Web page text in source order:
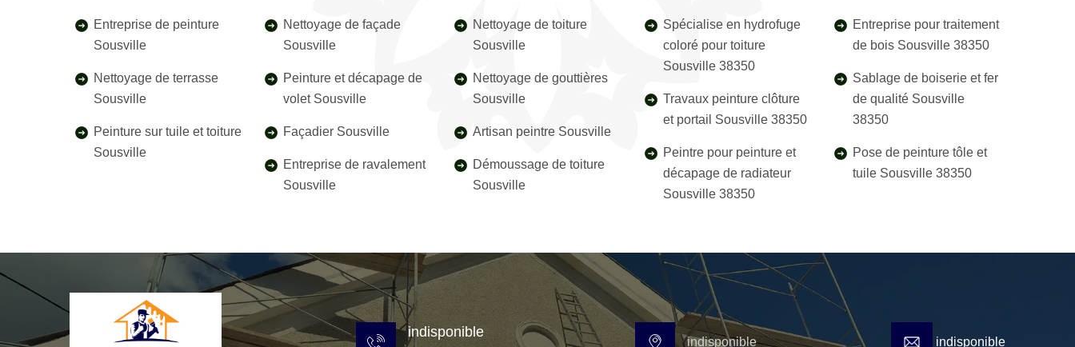
Entreprise de peinture
Sousville
Nettoyage de terrasse
Sousville
Peinture sur tuile et toiture
Sousville
Nettoyage de façade
Sousville
Peinture et décapage de
volet Sousville
Façadier Sousville
Entreprise de ravalement
Sousville
Nettoyage de toiture
Sousville
Nettoyage de gouttières
Sousville
Artisan peintre Sousville
Démoussage de toiture
Sousville
Spécialise en hydrofuge
coloré pour toiture
Sousville 38350
Travaux peinture clôture
et portail Sousville 38350
Peintre pour peinture et
décapage de radiateur
Sousville 38350
Entreprise pour traitement
de bois Sousville 38350
Sablage de boiserie et fer
de qualité Sousville
38350
Pose de peinture tôle et
tuile Sousville 38350
indisponible
indisponible indisponible